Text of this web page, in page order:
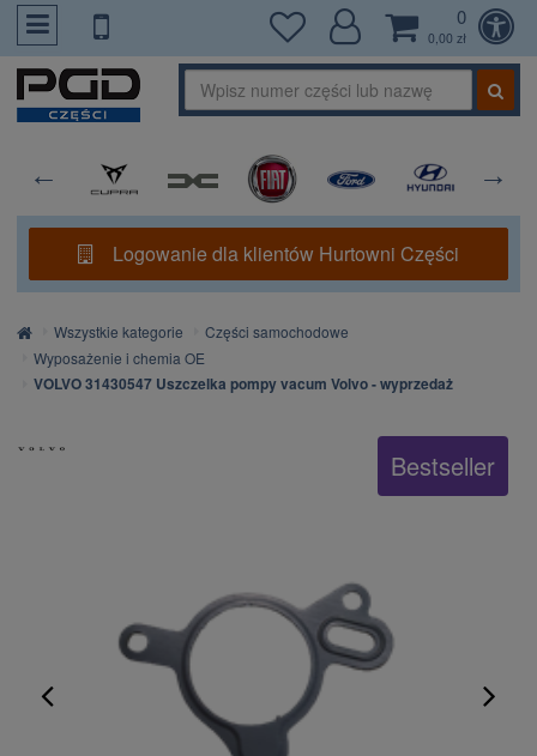
PrzejdzDoTresci
0
0,00 zł
Logowanie dla klientów Hurtowni Części
Strona
główna
Wszystkie kategorie
Części samochodowe
Wyposażenie i chemia OE
VOLVO 31430547 Uszczelka pompy vacum Volvo - wyprzedaż
Bestseller